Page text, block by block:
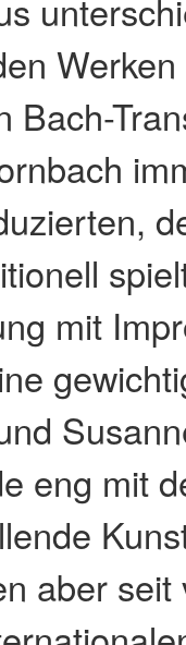
Bach-
mit
eng mit
aber